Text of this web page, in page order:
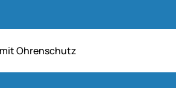
Ohrenschutz